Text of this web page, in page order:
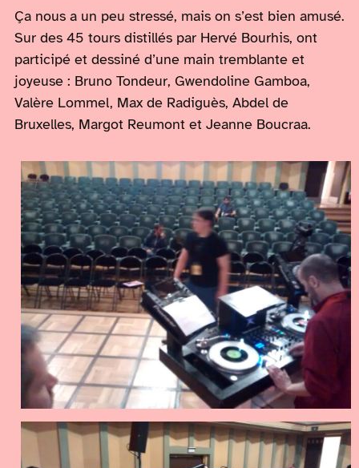
Ça nous a un peu stressé, mais on s’est bien amusé.
Sur des 45 tours distillés par Hervé Bourhis, ont
participé et dessiné d’une main tremblante et
joyeuse : Bruno Tondeur, Gwendoline Gamboa,
Valère Lommel, Max de Radiguès, Abdel de
Bruxelles, Margot Reumont et Jeanne Boucraa.